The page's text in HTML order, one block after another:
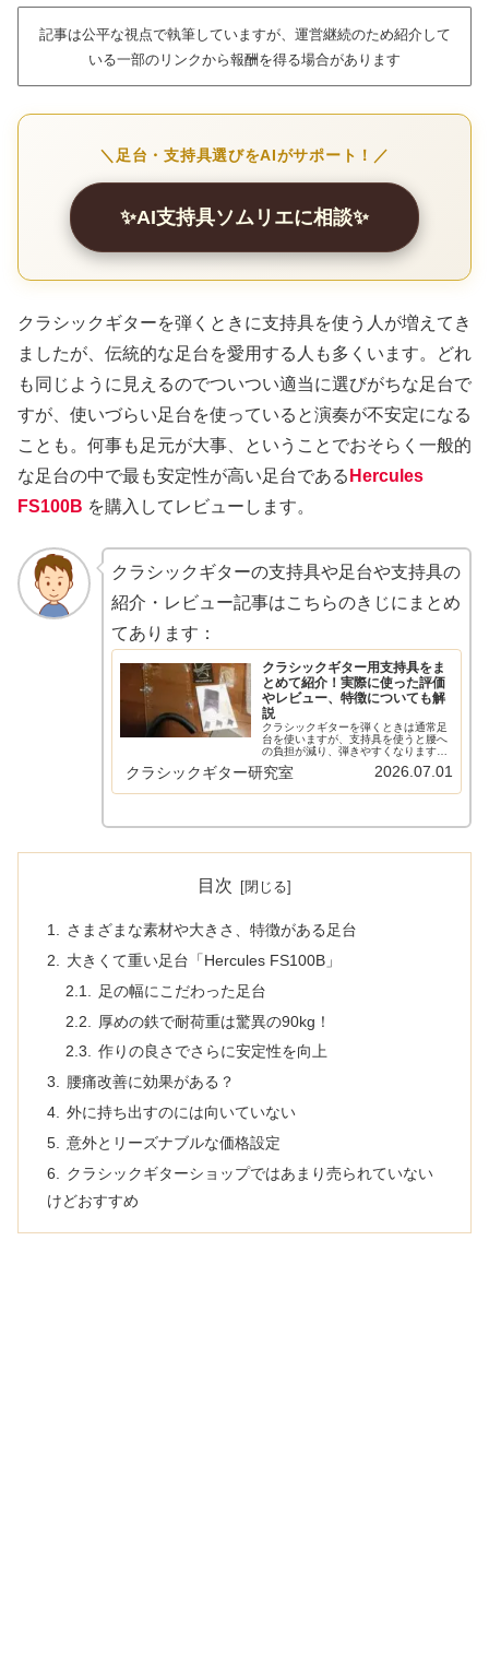
記事は公平な視点で執筆していますが、運営継続のため紹介して
いる一部のリンクから報酬を得る場合があります
＼足台・支持具選びをAIがサポート！／
✨AI支持具ソムリエに相談✨
クラシックギターを弾くときに支持具を使う人が増えてき
ましたが、伝統的な足台を愛用する人も多くいます。どれ
も同じように見えるのでついつい適当に選びがちな足台で
すが、使いづらい足台を使っていると演奏が不安定になる
ことも。何事も足元が大事、ということでおそらく一般的
な足台の中で最も安定性が高い足台である Hercules
FS100B を購入してレビューします。
クラシックギターの支持具や足台や支持具の
紹介・レビュー記事はこちらのきじにまとめ
てあります：
クラシックギター用支持具をま
とめて紹介！実際に使った評価
やレビュー、特徴についても解
説
クラシックギターを弾くときは通常足
台を使いますが、支持具を使うと腰へ
の負担が減り、弾きやすくなります。
この記事では入手可能なさまざまなク
ラシックギター用支持具の紹介と、実
クラシックギター研究室 2026.07.01
目次
さまざまな素材や大きさ、特徴がある足台
大きくて重い足台「Hercules FS100B」
足の幅にこだわった足台
厚めの鉄で耐荷重は驚異の90kg！
作りの良さでさらに安定性を向上
腰痛改善に効果がある？
外に持ち出すのには向いていない
意外とリーズナブルな価格設定
クラシックギターショップではあまり売られていない
けどおすすめ